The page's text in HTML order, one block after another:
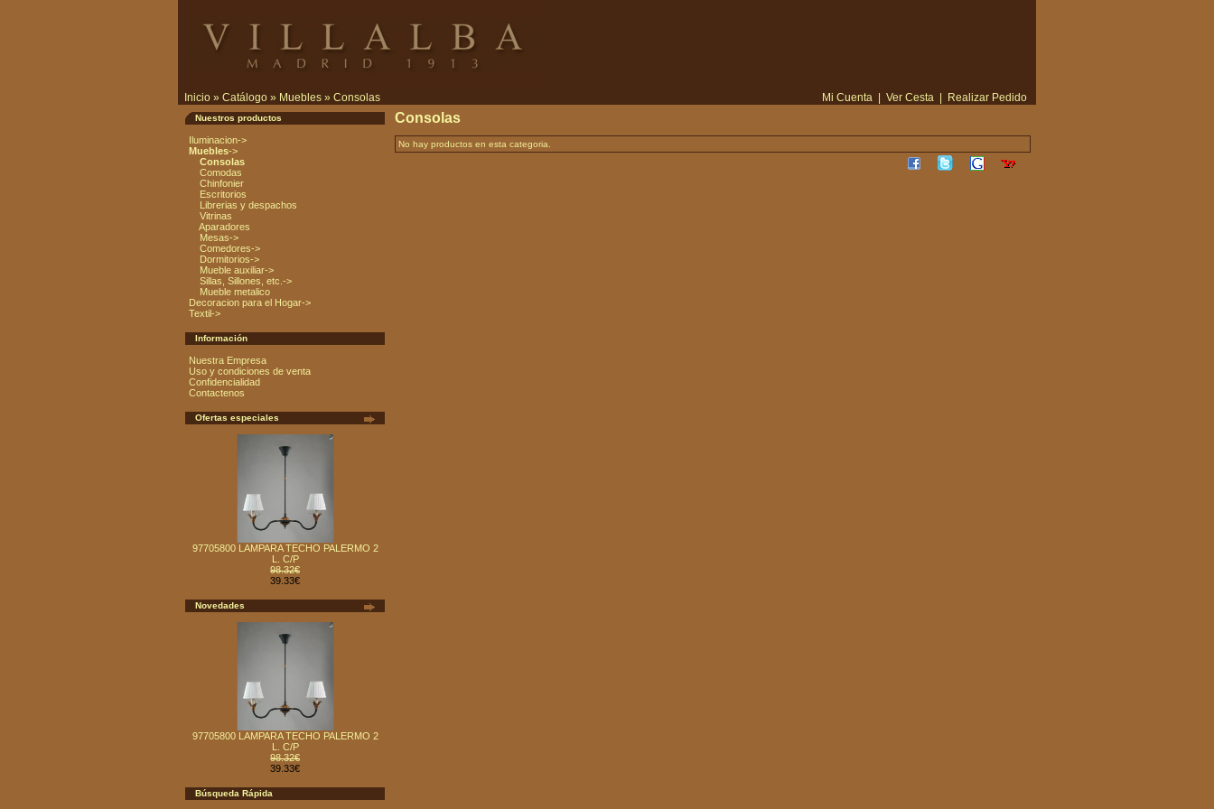
Inicio » Catálogo » Muebles » Consolas Mi Cuenta Ver Cesta Realizar Pedido
Nuestros productos
Iluminacion->
Muebles->
Consolas
Comodas
Chinfonier
Escritorios
Librerias y despachos
Vitrinas
Aparadores
Mesas->
Comedores->
Dormitorios->
Mueble auxiliar->
Sillas, Sillones, etc.->
Mueble metalico
Decoracion para el Hogar->
Textil->
Información
Nuestra Empresa
Uso y condiciones de venta
Confidencialidad
Contactenos
Ofertas especiales
97705800 LAMPARA TECHO PALERMO 2
L. C/P
98.32€
39.33€
Novedades
97705800 LAMPARA TECHO PALERMO 2
L. C/P
98.32€
39.33€
Búsqueda Rápida
Consolas
No hay productos en esta categoria.